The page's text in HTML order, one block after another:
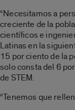
“Necesitamos a
creciente de la
científicos e
Latinas en la
15 por ciento de la
solo consta del 6
de STEM.
“Tenemos que